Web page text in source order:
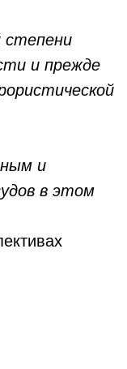
степени
и прежде
и
в этом